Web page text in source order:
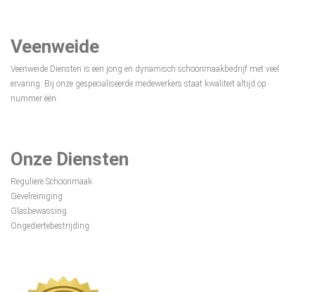
Veenweide
Veenweide Diensten is een jong en dynamisch schoonmaakbedrijf met veel
ervaring. Bij onze gespecialiseerde medewerkers staat kwaliteit altijd op
nummer één.
Onze Diensten
Reguliere Schoonmaak
Gevelreiniging
Glasbewassing
Ongediertebestrijding